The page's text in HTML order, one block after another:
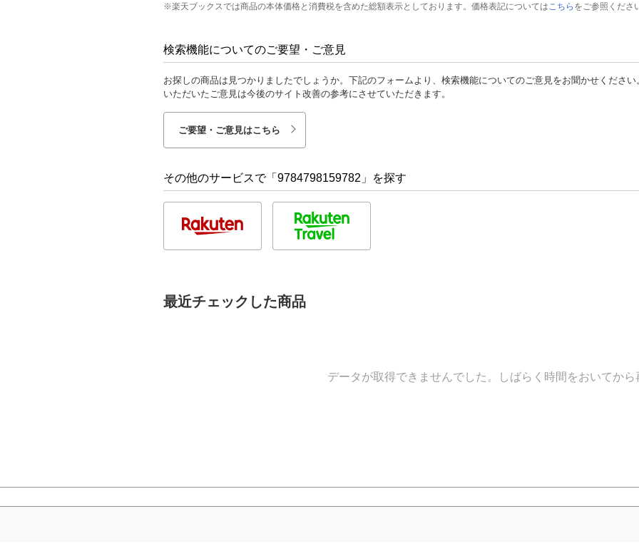
※楽天ブックスでは商品の本体価格と消費税を含めた総額表示としております。価格表記については こちら をご参照くださ
検索機能についてのご要望・ご意見
お探しの商品は見つかりましたでしょうか。下記のフォームより、検索機能についてのご意見をお聞かせください
いただいたご意見は今後のサイト改善の参考にさせていただきます。
ご要望・ご意見はこちら
その他のサービスで「9784798159782」を探す
最近チェックした商品
データが取得できませんでした。しばらく時間をおいてから